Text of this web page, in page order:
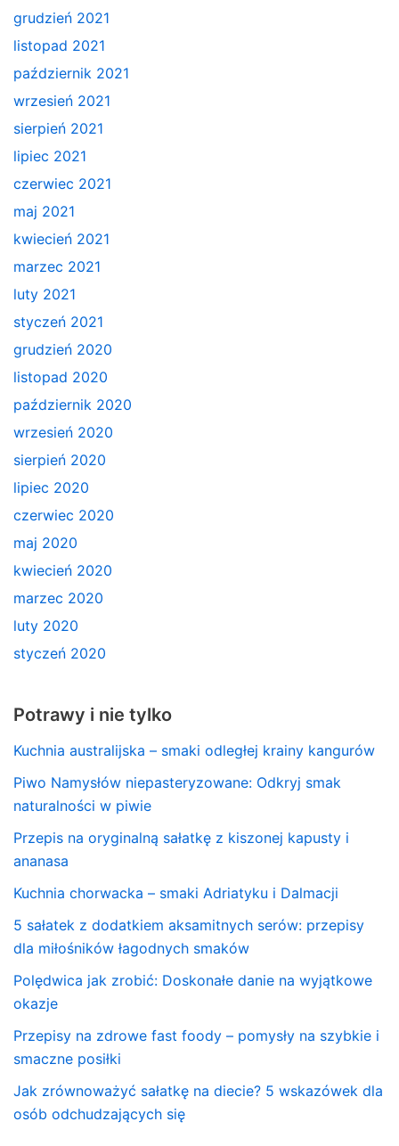
grudzień 2021
listopad 2021
październik 2021
wrzesień 2021
sierpień 2021
lipiec 2021
czerwiec 2021
maj 2021
kwiecień 2021
marzec 2021
luty 2021
styczeń 2021
grudzień 2020
listopad 2020
październik 2020
wrzesień 2020
sierpień 2020
lipiec 2020
czerwiec 2020
maj 2020
kwiecień 2020
marzec 2020
luty 2020
styczeń 2020
Potrawy i nie tylko
Kuchnia australijska – smaki odległej krainy kangurów
Piwo Namysłów niepasteryzowane: Odkryj smak
naturalności w piwie
Przepis na oryginalną sałatkę z kiszonej kapusty i
ananasa
Kuchnia chorwacka – smaki Adriatyku i Dalmacji
5 sałatek z dodatkiem aksamitnych serów: przepisy
dla miłośników łagodnych smaków
Polędwica jak zrobić: Doskonałe danie na wyjątkowe
okazje
Przepisy na zdrowe fast foody – pomysły na szybkie i
smaczne posiłki
Jak zrównoważyć sałatkę na diecie? 5 wskazówek dla
osób odchudzających się